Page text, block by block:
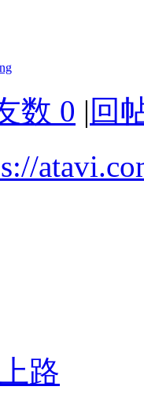
数 0 | 回
路